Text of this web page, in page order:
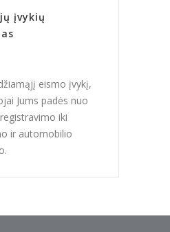
įvykių
eismo įvykį,
Jums padės nuo
iki
ir automobilio